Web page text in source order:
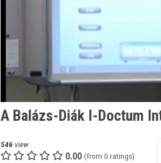
A Balázs-Diák I-Doctum
546 view
0.00 (from 0 ratings)